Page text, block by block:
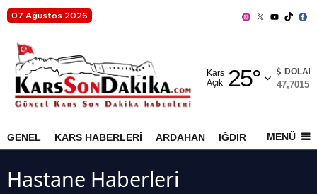
07 Ağustos 2026
Kars
Açık 25°
Adıyaman
Ağrı
DOLAR
47,7015
GENEL KARS HABERLERİ ARDAHAN IĞDIR AKYAKA
MENÜ
Hastane Haberleri